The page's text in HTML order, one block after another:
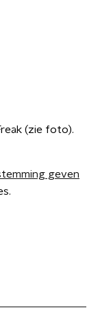
(zie foto).
geven